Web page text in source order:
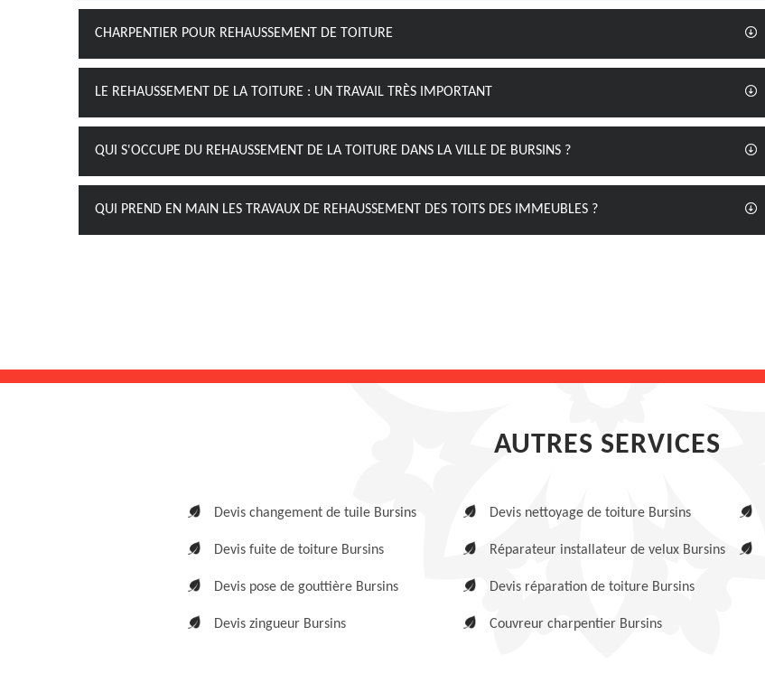
CHARPENTIER POUR REHAUSSEMENT DE TOITURE
LE REHAUSSEMENT DE LA TOITURE : UN TRAVAIL TRÈS IMPORTANT
QUI S'OCCUPE DU REHAUSSEMENT DE LA TOITURE DANS LA VILLE DE BURSINS ?
QUI PREND EN MAIN LES TRAVAUX DE REHAUSSEMENT DES TOITS DES IMMEUBLES ?
AUTRES SERVICES
Devis changement de tuile Bursins
Devis fuite de toiture Bursins
Devis pose de gouttière Bursins
Devis zingueur Bursins
Devis nettoyage de toiture Bursins
Réparateur installateur de velux Bursins
Devis réparation de toiture Bursins
Couvreur charpentier Bursins